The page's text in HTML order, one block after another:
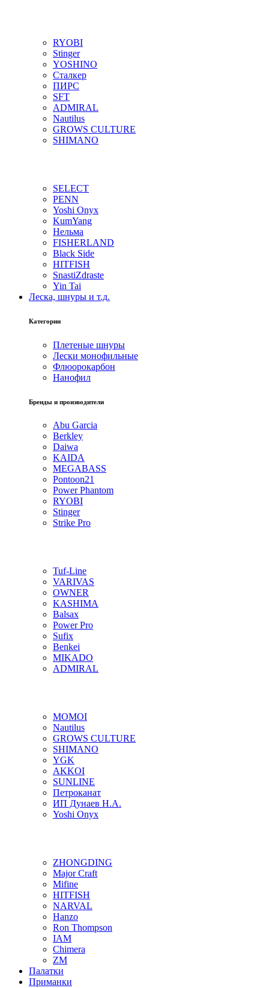
RYOBI
Stinger
YOSHINO
Сталкер
ПИРС
SFT
ADMIRAL
Nautilus
GROWS CULTURE
SHIMANO
SELECT
PENN
Yoshi Onyx
KumYang
Нельма
FISHERLAND
Black Side
HITFISH
SnastiZdraste
Yin Tai
Леска, шнуры и т.д.
Категории
Плетеные шнуры
Лески монофильные
Флюорокарбон
Нанофил
Бренды и производители
Abu Garcia
Berkley
Daiwa
KAIDA
MEGABASS
Pontoon21
Power Phantom
RYOBI
Stinger
Strike Pro
Tuf-Line
VARIVAS
OWNER
KASHIMA
Balsax
Power Pro
Sufix
Benkei
MIKADO
ADMIRAL
MOMOI
Nautilus
GROWS CULTURE
SHIMANO
YGK
AKKOI
SUNLINE
Петроканат
ИП Дунаев Н.А.
Yoshi Onyx
ZHONGDING
Major Craft
Mifine
HITFISH
NARVAL
Hanzo
Ron Thompson
IAM
Chimera
ZM
Палатки
Приманки